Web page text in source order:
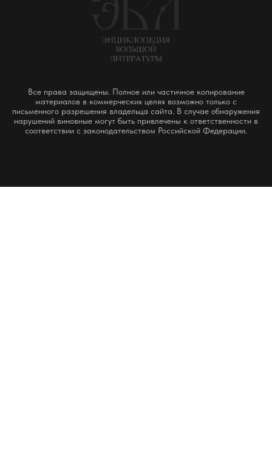
Все права защищены. Полное или частичное копирование
материалов в коммерческих целях возможно только с
письменного разрешения владельца сайта. В случае обнаружения
нарушений виновные могут быть привлечены к ответственности в
соответствии с законодательством Российской Федерации.